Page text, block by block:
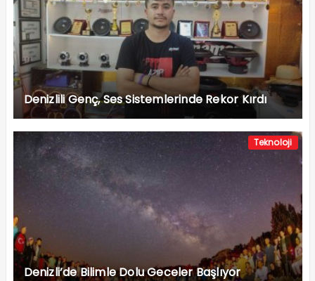
Denizlili Genç, Ses Sistemlerinde Rekor Kırdı
Teknoloji
Denizli’de Bilimle Dolu Geceler Başlıyor